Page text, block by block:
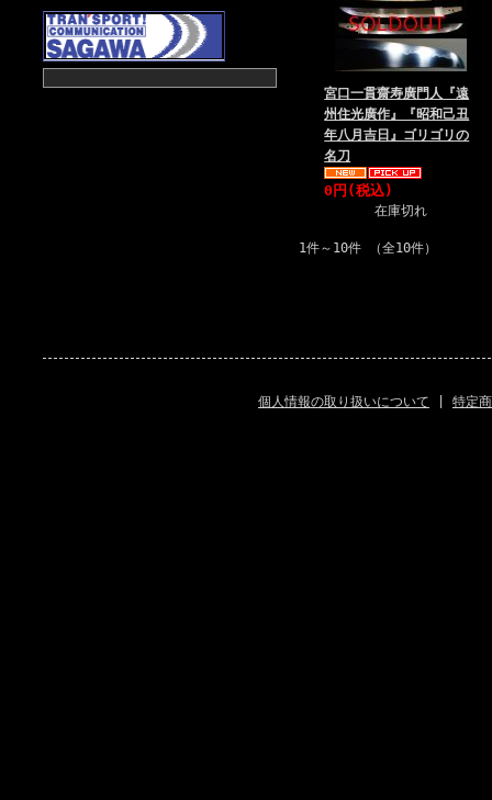
宮口一貫齋寿廣門人『遠
州住光廣作』『昭和己丑
年八月吉日』ゴリゴリの
名刀
0円(税込)
在庫切れ
1件～10件 （全10件）
個人情報の取り扱いについて 特定